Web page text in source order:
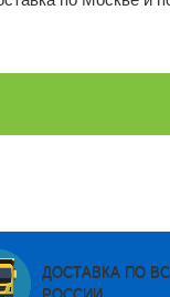
ДОСТАВКА ПО